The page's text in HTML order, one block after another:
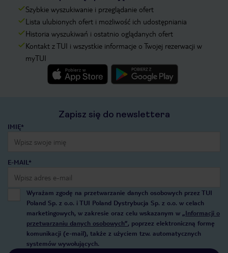
Szybkie wyszukiwanie i przeglądanie ofert
Lista ulubionych ofert i możliwość ich udostępniania
Historia wyszukiwań i ostatnio oglądanych ofert
Kontakt z TUI i wszystkie informacje o Twojej rezerwacji w
myTUI
Zapisz się do newslettera
IMIĘ*
E-MAIL*
Wyrażam zgodę na przetwarzanie danych osobowych przez TUI
Poland Sp. z o.o. i TUI Poland Dystrybucja Sp. z o.o. w celach
marketingowych, w zakresie oraz celu wskazanym w „Informacji o
przetwarzaniu danych osobowych”, poprzez elektroniczną formę
komunikacji (e-mail), także z użyciem tzw. automatycznych
systemów wywołujących.